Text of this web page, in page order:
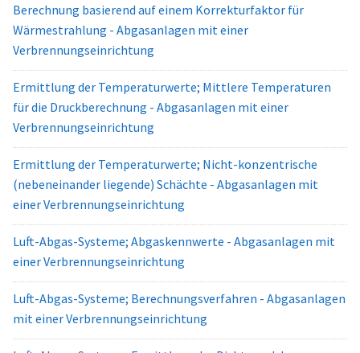
Berechnung basierend auf einem Korrekturfaktor für
Wärmestrahlung - Abgasanlagen mit einer
Verbrennungseinrichtung
Ermittlung der Temperaturwerte; Mittlere Temperaturen
für die Druckberechnung - Abgasanlagen mit einer
Verbrennungseinrichtung
Ermittlung der Temperaturwerte; Nicht-konzentrische
(nebeneinander liegende) Schächte - Abgasanlagen mit
einer Verbrennungseinrichtung
Luft-Abgas-Systeme; Abgaskennwerte - Abgasanlagen mit
einer Verbrennungseinrichtung
Luft-Abgas-Systeme; Berechnungsverfahren - Abgasanlagen
mit einer Verbrennungseinrichtung